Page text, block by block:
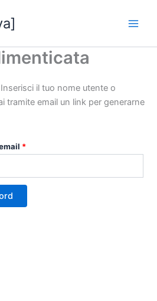
il tuo nome utente o
tramite email un link per generarne
*Richiesto